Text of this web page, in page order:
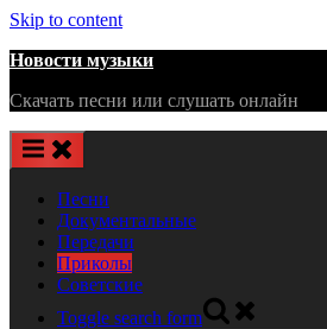
Skip to content
Новости музыки
Скачать песни или слушать онлайн
Песни
Документальные
Передачи
Приколы
Советские
Toggle search form